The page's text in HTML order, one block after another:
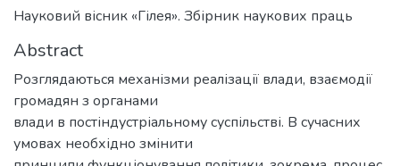
Науковий вісник «Гілея». Збірник наукових праць
Abstract
Розглядаються механізми реалізації влади, взаємодії
громадян з органами
влади в постіндустріальному суспільстві. В сучасних
умовах необхідно змінити